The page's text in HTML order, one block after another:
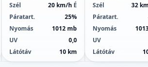
Szél
20 km/h É
Páratart.
25%
Nyomás
1012 mb
UV
0,0
Látótáv
10 km
Szél
32
Páratart.
Nyomás
UV
Látótáv